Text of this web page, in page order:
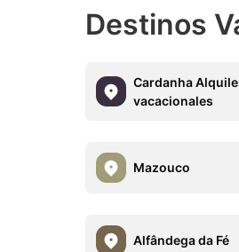
Destinos
Cardanha
vacacionales
Mazouco
Alfândega da Fé